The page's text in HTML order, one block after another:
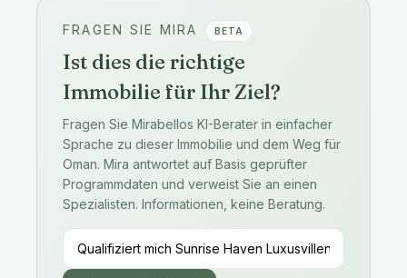
FRAGEN SIE MIRA BETA
Ist dies die richtige
Immobilie für Ihr Ziel?
Fragen Sie Mirabellos KI-Berater in einfacher
Sprache zu dieser Immobilie und dem Weg für
Oman. Mira antwortet auf Basis geprüfter
Programmdaten und verweist Sie an einen
Spezialisten. Informationen, keine Beratung.